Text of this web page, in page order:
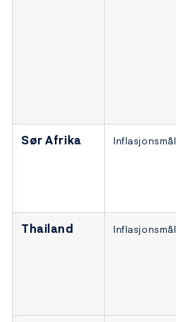
Sør Afrika Inflasjonsmål
Thailand Inflasjonsmål